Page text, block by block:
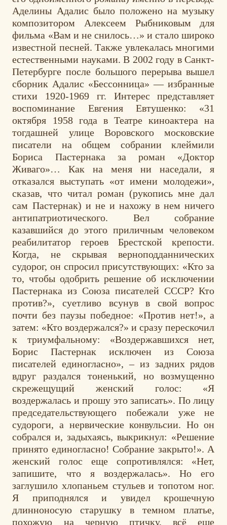
Аделины Адалис было положено на музыку
композитором Алексеем Рыбниковым для
фильма «Вам и не снилось…» и стало широко
известной песней. Также увлекалась многими
естественными науками. В 2002 году в Санкт-
Петербурге после большого перерыва вышел
сборник Адалис «Бессонница» — избранные
стихи 1920-1969 гг. Интерес представляет
воспоминание Евгения Евтушенко: «31
октября 1958 года в Театре киноактера на
тогдашней улице Воровского московские
писатели на общем собрании клеймили
Бориса Пастернака за роман «Доктор
Живаго»… Как на меня ни наседали, я
отказался выступать «от имени молодежи»,
сказав, что читал роман (рукопись мне дал
сам Пастернак) и не и нахожу в нем ничего
антипатриотического. Вел собрание
казавшийся до этого приличным человеком
реабилитатор героев Брестской крепости.
Когда, не скрывая верноподданнических
судорог, он спросил присутствующих: «Кто за
то, чтобы одобрить решение об исключении
Пастернака из Союза писателей СССР? Кто
против?», суетливо всунув в свой вопрос
почти без паузы победное: «Против нет!», а
затем: «Кто воздержался?» и сразу перескочил
к триумфальному: «Воздержавшихся нет,
Борис Пастернак исключен из Союза
писателей единогласно», – из задних рядов
вдруг раздался тоненький, но возмущенно
скрежещущий женский голос: «Я
воздержалась и прошу это записать». По лицу
председательствующего побежали уже не
судороги, а нервические конвульсии. Но он
собрался и, задыхаясь, выкрикнул: «Решение
принято единогласно! Собрание закрыто!». А
женский голос еще сопротивлялся: «Нет,
запишите, что я воздержалась». Но его
заглушило хлопаньем стульев и топотом ног.
Я приподнялся и увидел крошечную
длинноносую старушку в темном платье,
похожую на черную птичку, всё еще